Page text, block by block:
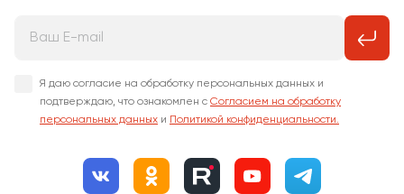
Я даю согласие на обработку персональных данных и
подтверждаю, что ознакомлен с Согласием на обработку
персональных данных и Политикой конфиденциальности.